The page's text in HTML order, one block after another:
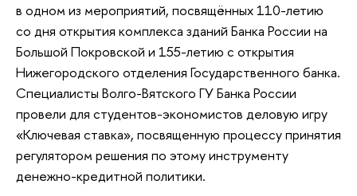
в одном из мероприятий, посвящённых 110-летию
со дня открытия комплекса зданий Банка России на
Большой Покровской и 155-летию с открытия
Нижегородского отделения Государственного банка.
Специалисты Волго-Вятского ГУ Банка России
провели для студентов-экономистов деловую игру
«Ключевая ставка», посвященную процессу принятия
регулятором решения по этому инструменту
денежно-кредитной политики.